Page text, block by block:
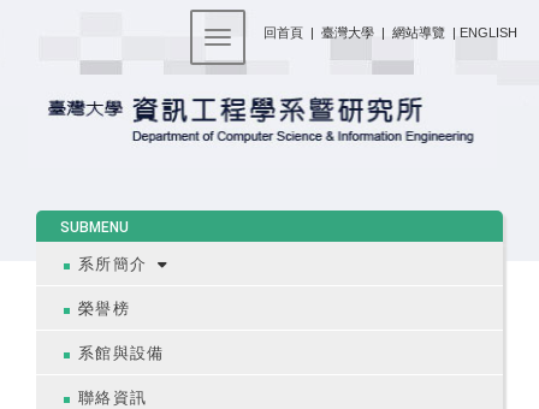
回首頁 | 臺灣大學 | 網站導覽 | ENGLISH
Toggle navigation
SUBMENU
系所簡介
榮譽榜
系館與設備
聯絡資訊